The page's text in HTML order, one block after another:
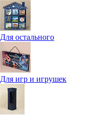
Для остального
Для игр и игрушек